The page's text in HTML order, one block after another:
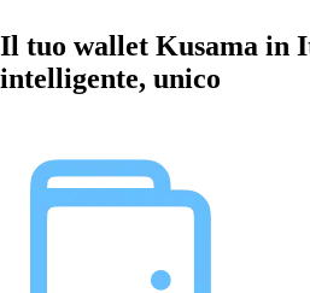
Il tuo wallet Kusama in
intelligente, unico